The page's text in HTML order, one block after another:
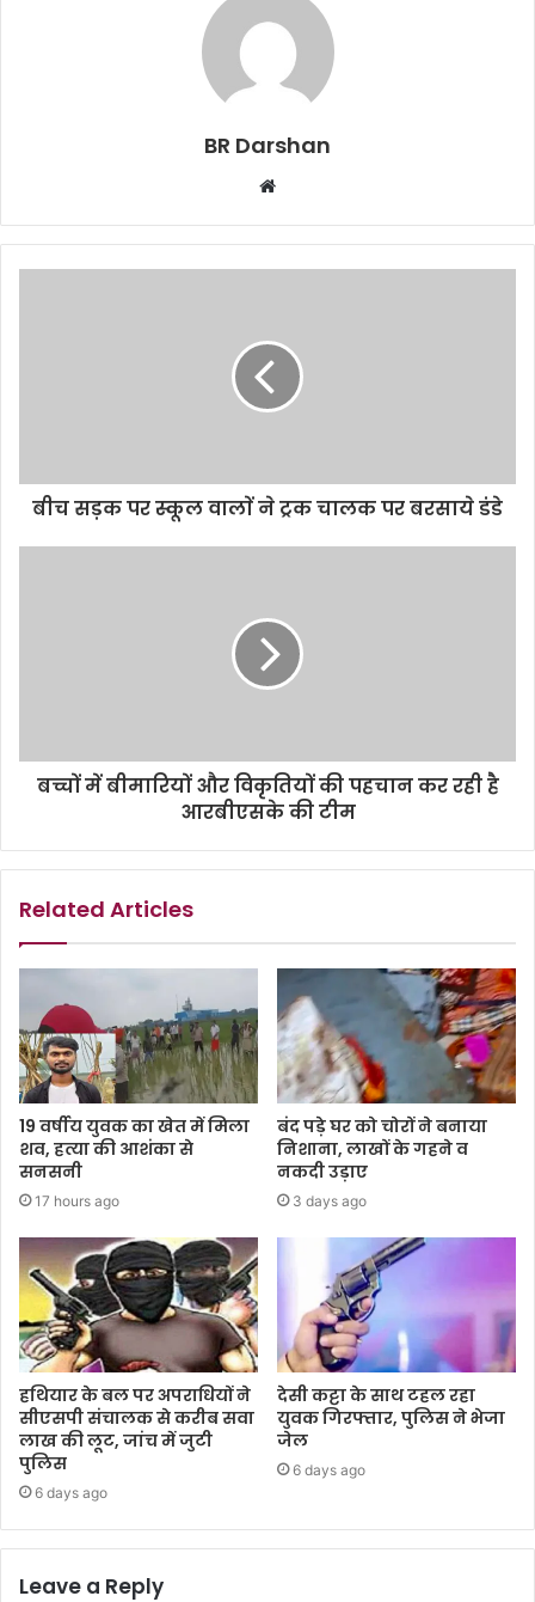
BR Darshan
b
s
e
बीच सड़क पर स्कूल वालाें ने ट्रक चालक पर बरसाये डंडे
बच्चों में बीमारियों और विकृतियों की पहचान कर रही है
आरबीएसके की टीम
Related Articles
19 वर्षीय युवक का खेत में मिला
शव, हत्या की आशंका से
सनसनी
17 hours ago
बंद पड़े घर को चोरों ने बनाया
निशाना, लाखों के गहने व
नकदी उड़ाए
3 days ago
हथियार के बल पर अपराधियों ने
सीएसपी संचालक से करीब सवा
लाख की लूट, जांच में जुटी
पुलिस
6 days ago
देसी कट्टा के साथ टहल रहा
युवक गिरफ्तार, पुलिस ने भेजा
जेल
6 days ago
Leave a Reply